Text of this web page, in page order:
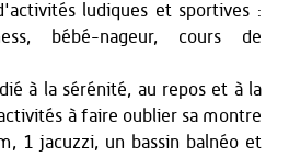
ludiques et sportives :
bébé-nageur, cours de
à la sérénité, au repos et à la
à faire oublier sa montre
1 jacuzzi, un bassin balnéo et